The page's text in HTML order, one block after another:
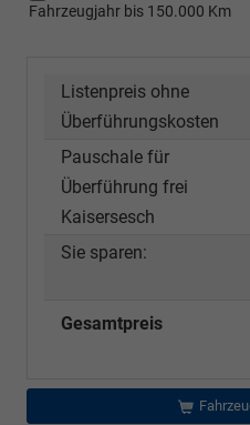
Fahrzeugjahr bis 150.000 Km
Listenpreis ohne
Überführungskosten
Pauschale für
Überführung frei
Kaisersesch
Sie sparen:
Gesamtpreis